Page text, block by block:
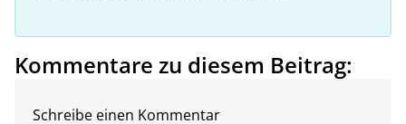
Kommentare zu diesem Beitrag:
Schreibe einen Kommentar